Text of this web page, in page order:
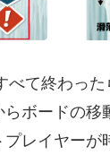
べて終わっ
らボードの移
レイヤーが